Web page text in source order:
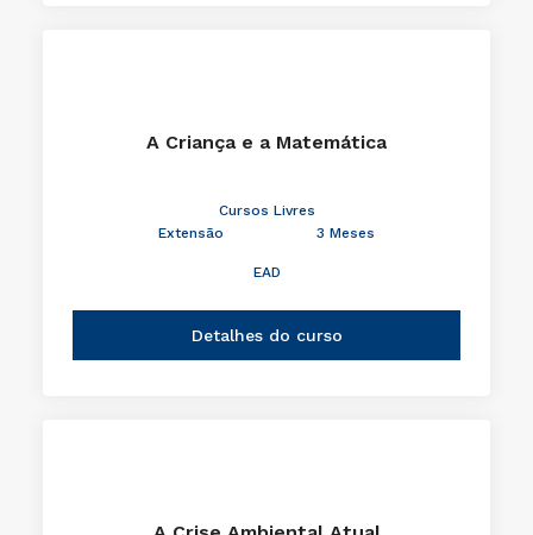
A Criança e a Matemática
Cursos Livres
Extensão
3 Meses
EAD
Detalhes do curso